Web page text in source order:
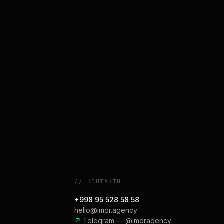
// КОНТАКТЫ
+998 95 528 58 58
hello@imor.agency
↗ Telegram — @imoragency